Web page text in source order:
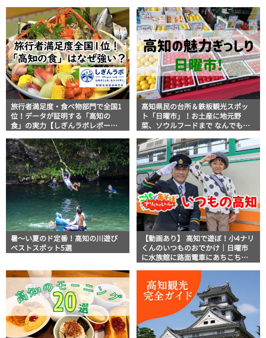
旅行者満足度・食べ物部門で全国1
位！データが証明する「高知の
食」の実力【しぎんラボレポー
高知県民の台所＆鉄板観光スポッ
ト「日曜市」！お土産に地元野
菜、ソウルフードまで なんでもそ
説！
暑～い夏のド定番！高知の川遊び
ベストスポット5選
【動画あり】 高知で遊ぼ！小4ナリ
くんのいつものおでかけ｜日曜市
に水族館に路面電車にあちこち巡